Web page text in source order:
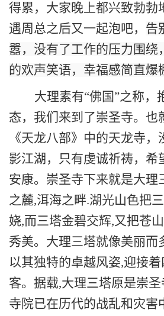
得累，大家晚上都兴致勃勃
遇周总之后又一起泡吧， 告
嚣，没有了工作的压力围绕
的欢声笑语，幸福感简直爆
大理素有“佛国”之称，
态，我们来到了崇圣寺。也
《天龙八部》中的天龙寺，
影江湖，只有虔诚祈祷，希
安康。 崇圣寺下来就是大理
之麓,洱海之畔.湖光山色把
娆,而三塔金碧交辉,又把苍
秀美。 大理三塔就像美丽而
以其独特的卓越风姿,迎接
客。 据载,大理三塔原是崇
寺院已在历代的战乱和灾害